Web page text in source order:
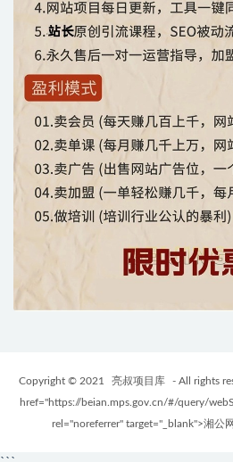
Copyright © 2021 亮叔项目库 - All rights
href="https://beian.mps.gov.cn/#/query/
rel="noreferrer" target="_blank">湘公